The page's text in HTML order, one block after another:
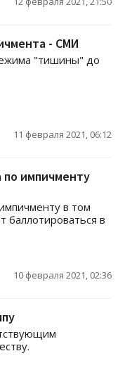
- СМИ
"тишины" до
11 февраля 2021, 06:12
импичменту
в том
баллотироваться в
10 февраля 2021, 02:36